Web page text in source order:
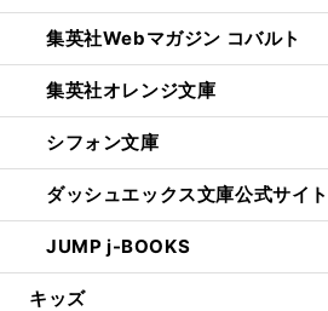
集英社Webマガジン コバルト
集英社オレンジ文庫
シフォン文庫
ダッシュエックス文庫公式サイト
JUMP j-BOOKS
キッズ